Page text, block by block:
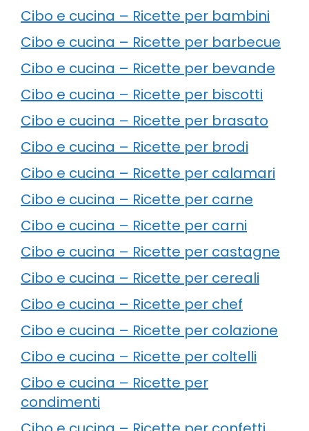
Cibo e cucina – Ricette per bambini
Cibo e cucina – Ricette per barbecue
Cibo e cucina – Ricette per bevande
Cibo e cucina – Ricette per biscotti
Cibo e cucina – Ricette per brasato
Cibo e cucina – Ricette per brodi
Cibo e cucina – Ricette per calamari
Cibo e cucina – Ricette per carne
Cibo e cucina – Ricette per carni
Cibo e cucina – Ricette per castagne
Cibo e cucina – Ricette per cereali
Cibo e cucina – Ricette per chef
Cibo e cucina – Ricette per colazione
Cibo e cucina – Ricette per coltelli
Cibo e cucina – Ricette per
condimenti